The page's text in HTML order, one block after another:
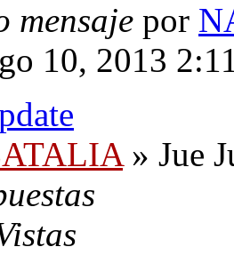
mensaje por
10, 2013
» Jue